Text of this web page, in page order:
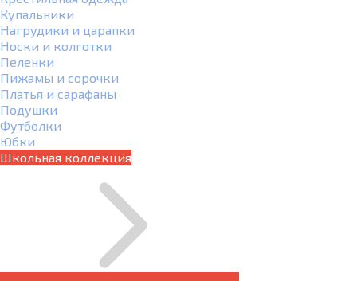
Купальники
Нагрудики и царапки
Носки и колготки
Пеленки
Пижамы и сорочки
Платья и сарафаны
Подушки
Футболки
Юбки
Школьная коллекция